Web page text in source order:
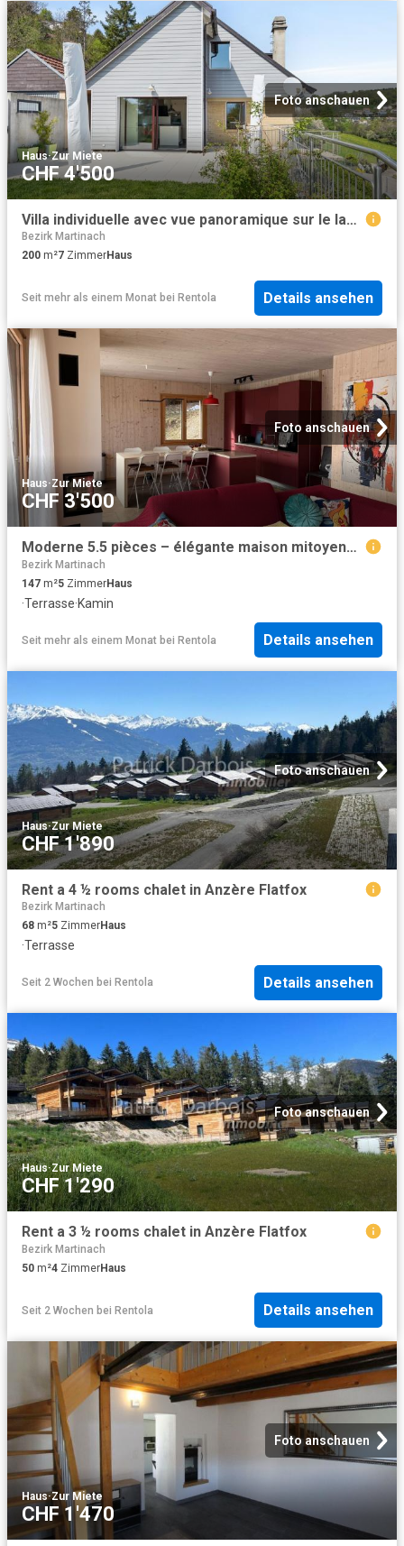
Foto anschauen
Haus·Zur Miete
CHF 4'500
Villa individuelle avec vue panoramique sur le lac Leman
Bezirk Martinach
200 m²7 ZimmerHaus
Seit mehr als einem Monat bei Rentola Details ansehen
Foto anschauen
Haus·Zur Miete
CHF 3'500
Moderne 5.5 pièces – élégante maison mitoyenne Minergie, au cœur de Lens
Bezirk Martinach
147 m²5 ZimmerHaus
·Terrasse·Kamin
Seit mehr als einem Monat bei Rentola Details ansehen
Foto anschauen
Haus·Zur Miete
CHF 1'890
Rent a 4 ½ rooms chalet in Anzère Flatfox
Bezirk Martinach
68 m²5 ZimmerHaus
·Terrasse
Seit 2 Wochen bei Rentola Details ansehen
Foto anschauen
Haus·Zur Miete
CHF 1'290
Rent a 3 ½ rooms chalet in Anzère Flatfox
Bezirk Martinach
50 m²4 ZimmerHaus
Seit 2 Wochen bei Rentola Details ansehen
Foto anschauen
Haus·Zur Miete
CHF 1'470